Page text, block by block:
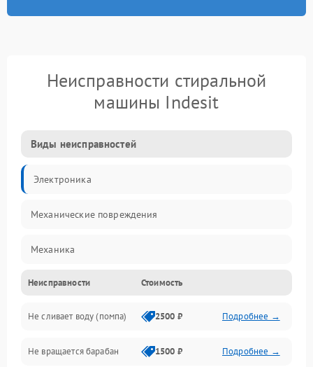
Неисправности стиральной
машины Indesit
Виды неисправностей
Электроника
Механические повреждения
Механика
Электропитание
Водоснабжение
Слив
Неисправности Стоимость
Не сливает воду (помпа) 2500 ₽ Подробнее →
Не вращается барабан 1500 ₽ Подробнее →